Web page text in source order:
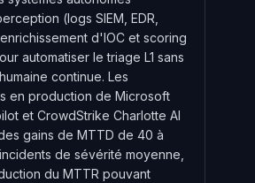
(logs SIEM, EDR,
d'IOC et scoring
automatiser le triage L1 sans
continue. Les
en production de Microsoft
et CrowdStrike Charlotte AI
gains de MTTD de 40 à
de sévérité moyenne,
du MTTR pouvant